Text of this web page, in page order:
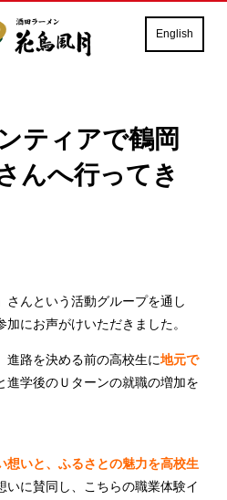
English
ティアで鶴岡
んへ行ってき
さんという活動グループを通し
にお声がけいただきました。
進路を決める前の高校生に地元で
進学後のＵターンの就職の増加を
想いと、ふるさとの魅力を高校生
いに賛同し、こちらの職業体験イ